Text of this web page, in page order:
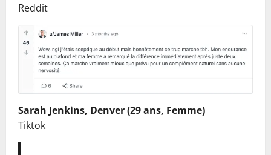
Reddit
Sarah Jenkins, Denver (29 ans, Femme)
Tiktok